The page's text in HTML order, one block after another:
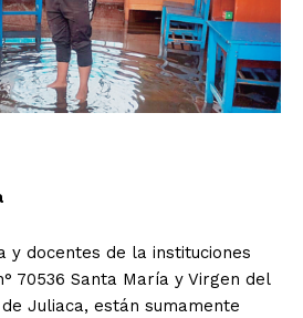
y docentes de la instituciones
70536 Santa María y Virgen del
Juliaca, están sumamente